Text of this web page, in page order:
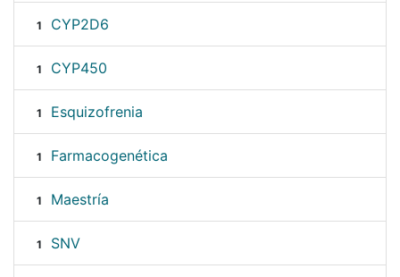
1 CYP2D6
1 CYP450
1 Esquizofrenia
1 Farmacogenética
1 Maestría
1 SNV